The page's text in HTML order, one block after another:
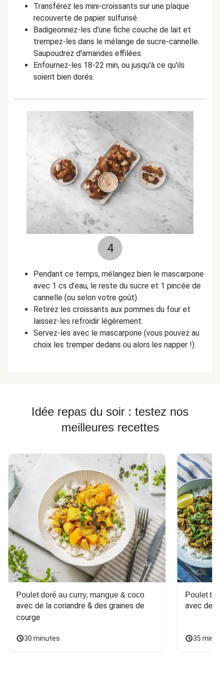
Transférez les mini-croissants sur une plaque
recouverte de papier sulfurisé.
Badigeonnez-les d'une fiche couche de lait et
trempez-les dans le mélange de sucre-cannelle.
Saupoudrez d'amandes effilées.
Enfournez-les 18-22 min, ou jusqu'à ce qu'ils
soient bien dorés.
4
Pendant ce temps, mélangez bien le mascarpone
avec 1 cs d'eau, le reste du sucre et 1 pincée de
cannelle (ou selon votre goût).
Retirez les croissants aux pommes du four et
laissez-les refroidir légèrement.
Servez-les avec le mascarpone (vous pouvez au
choix les tremper dedans ou alors les napper !).
Idée repas du soir : testez nos
meilleures recettes
Poulet doré au curry, mangue & coco
avec de la coriandre & des graines de
courge
30 minutes
Poulet
avec des
35